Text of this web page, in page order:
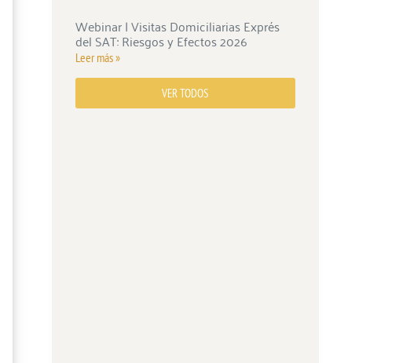
Webinar | Visitas Domiciliarias Exprés
del SAT: Riesgos y Efectos 2026
Leer más »
VER TODOS